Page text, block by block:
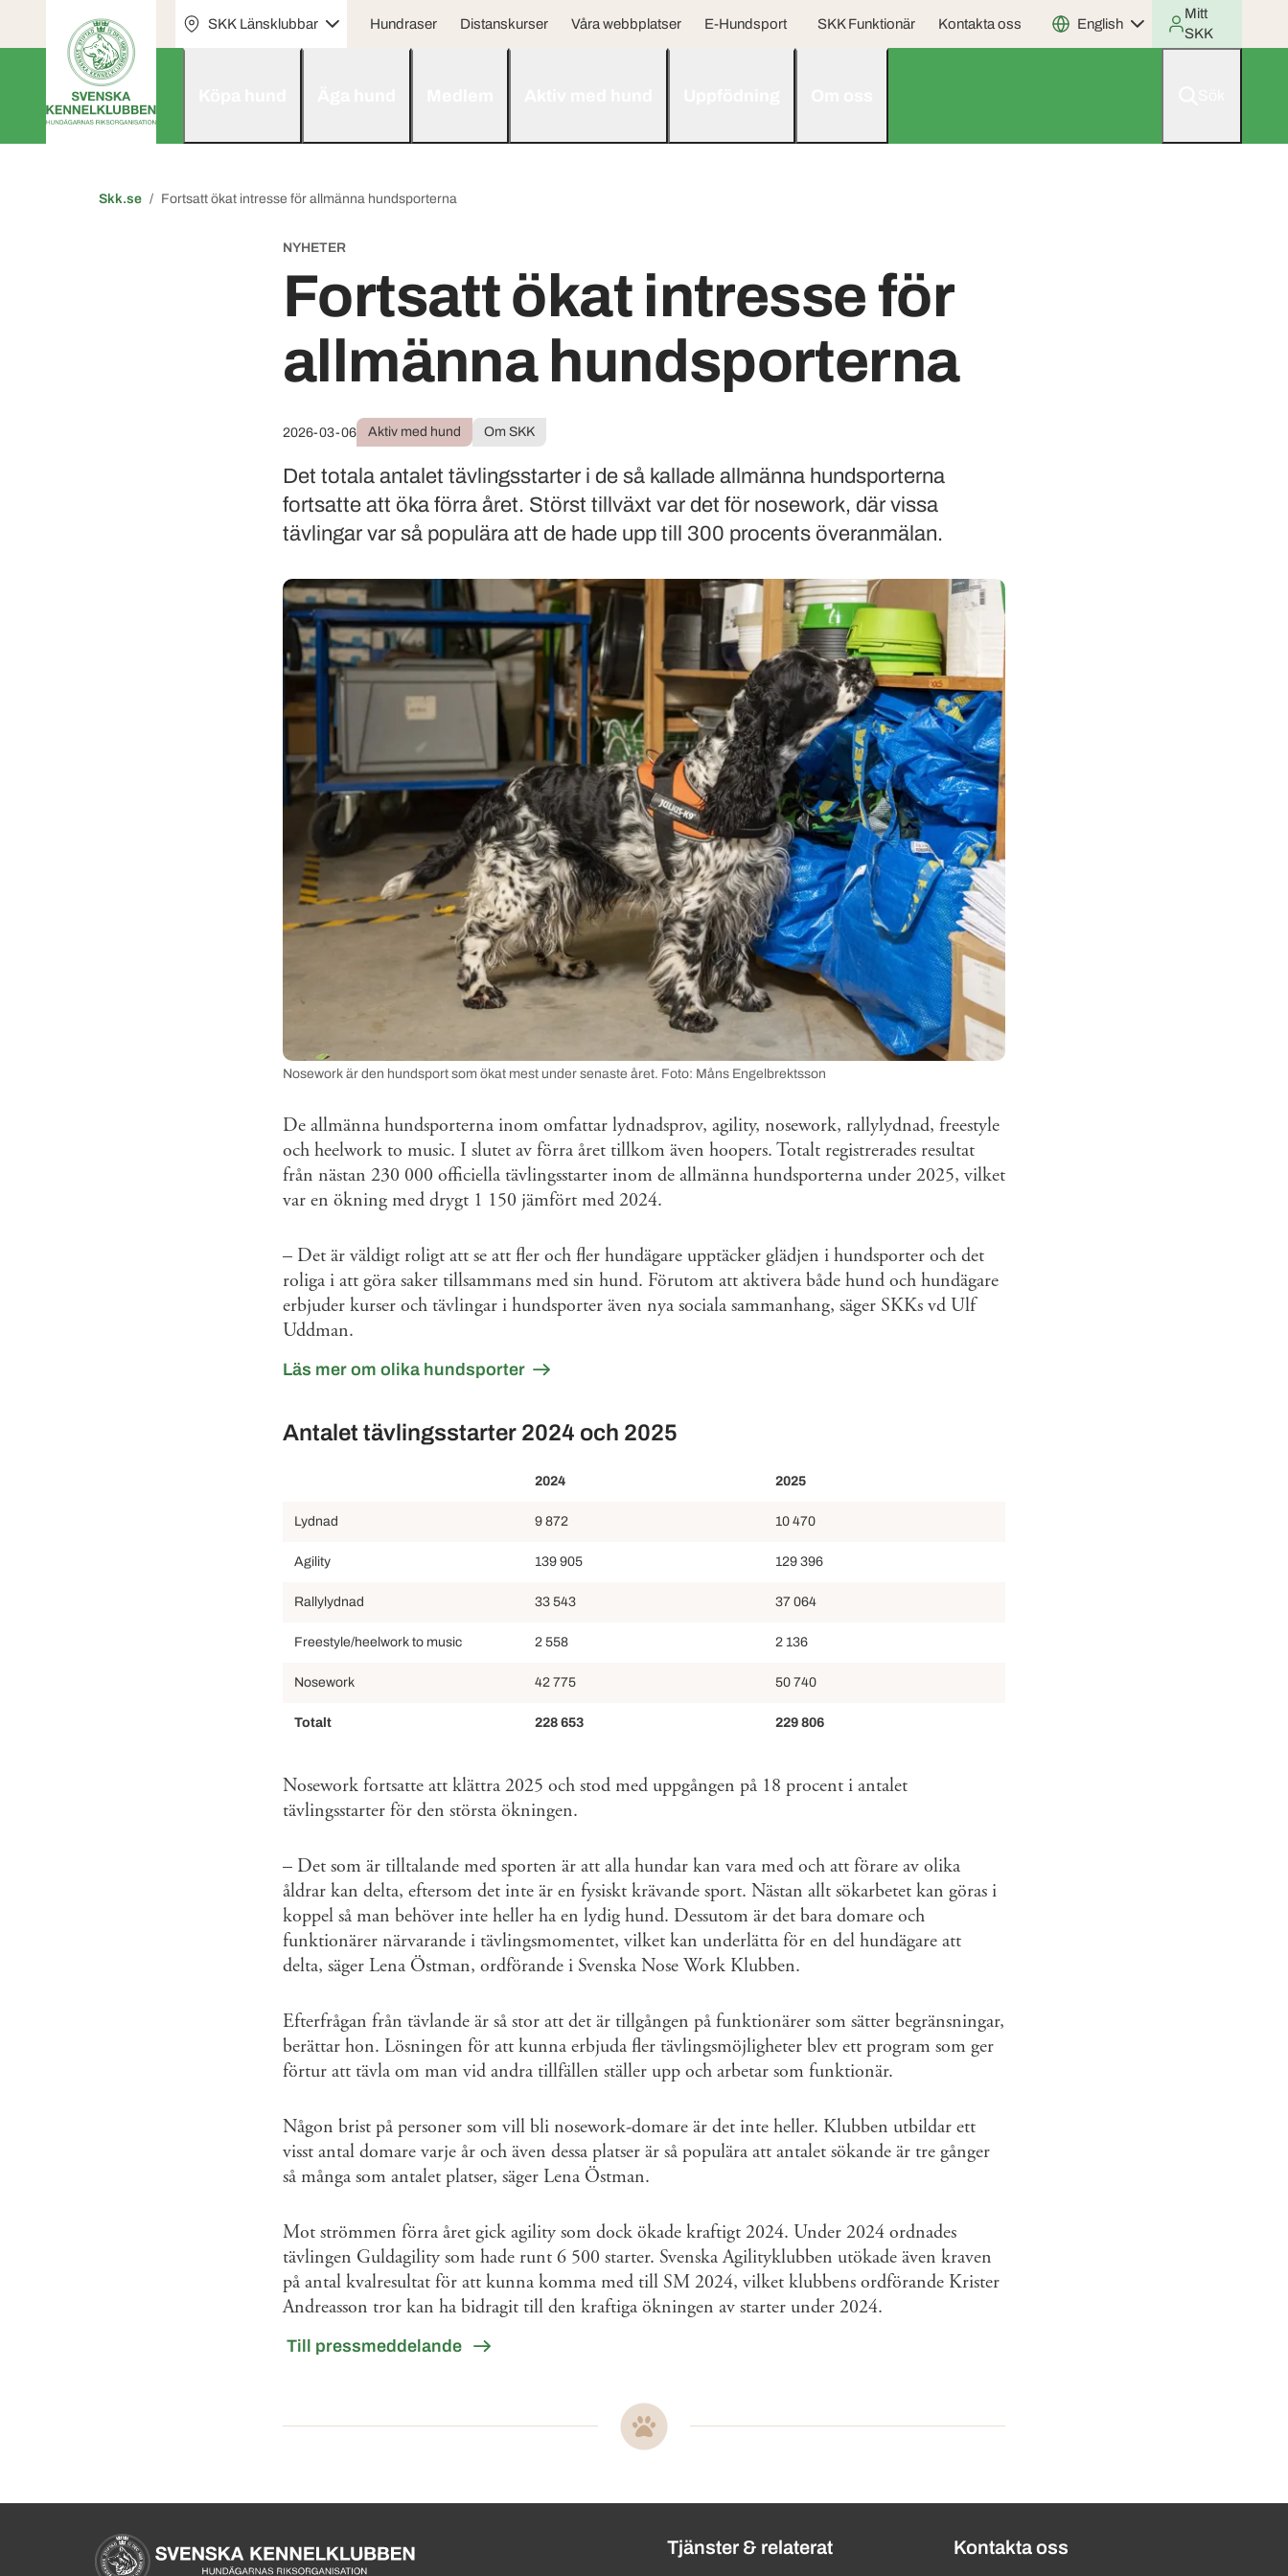
SKK Länsklubbar Hundraser Distanskurser Våra webbplatser E-Hundsport SKK Funktionär Kontakta oss English
Mitt
SKK
Skk.se Fortsatt ökat intresse för allmänna hundsporterna
Fortsatt ökat intresse för
allmänna hundsporterna
NYHETER
2026-03-06 Aktiv med hund Om SKK
Det totala antalet tävlingsstarter i de så kallade allmänna hundsporterna
fortsatte att öka förra året. Störst tillväxt var det för nosework, där vissa
tävlingar var så populära att de hade upp till 300 procents överanmälan.
Nosework är den hundsport som ökat mest under senaste året. Foto: Måns Engelbrektsson
De allmänna hundsporterna inom omfattar lydnadsprov, agility, nosework, rallylydnad, freestyle
och heelwork to music. I slutet av förra året tillkom även hoopers. Totalt registrerades resultat
från nästan 230 000 officiella tävlingsstarter inom de allmänna hundsporterna under 2025, vilket
var en ökning med drygt 1 150 jämfört med 2024.
– Det är väldigt roligt att se att fler och fler hundägare upptäcker glädjen i hundsporter och det
roliga i att göra saker tillsammans med sin hund. Förutom att aktivera både hund och hundägare
erbjuder kurser och tävlingar i hundsporter även nya sociala sammanhang, säger SKKs vd Ulf
Uddman.
Läs mer om olika hundsporter
Antalet tävlingsstarter 2024 och 2025
2024 2025
Lydnad 9 872 10 470
Agility 139 905 129 396
Rallylydnad 33 543 37 064
Freestyle/heelwork to music 2 558 2 136
Nosework 42 775 50 740
Totalt 228 653 229 806
Nosework fortsatte att klättra 2025 och stod med uppgången på 18 procent i antalet
tävlingsstarter för den största ökningen.
– Det som är tilltalande med sporten är att alla hundar kan vara med och att förare av olika
åldrar kan delta, eftersom det inte är en fysiskt krävande sport. Nästan allt sökarbetet kan göras i
koppel så man behöver inte heller ha en lydig hund. Dessutom är det bara domare och
funktionärer närvarande i tävlingsmomentet, vilket kan underlätta för en del hundägare att
delta, säger Lena Östman, ordförande i Svenska Nose Work Klubben.
Efterfrågan från tävlande är så stor att det är tillgången på funktionärer som sätter begränsningar,
berättar hon. Lösningen för att kunna erbjuda fler tävlingsmöjligheter blev ett program som ger
förtur att tävla om man vid andra tillfällen ställer upp och arbetar som funktionär.
Någon brist på personer som vill bli nosework-domare är det inte heller. Klubben utbildar ett
visst antal domare varje år och även dessa platser är så populära att antalet sökande är tre gånger
så många som antalet platser, säger Lena Östman.
Mot strömmen förra året gick agility som dock ökade kraftigt 2024. Under 2024 ordnades
tävlingen Guldagility som hade runt 6 500 starter. Svenska Agilityklubben utökade även kraven
på antal kvalresultat för att kunna komma med till SM 2024, vilket klubbens ordförande Krister
Andreasson tror kan ha bidragit till den kraftiga ökningen av starter under 2024.
Till pressmeddelande
Sidinformation och användbara länkar
Köpa hund startsida Tjänster & relaterat Kontakta oss